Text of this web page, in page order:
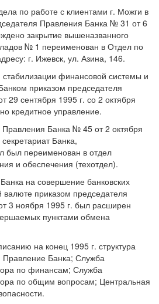
по работе с клиентами г. Можги в
Правления Банка № 31 от 6
закрытие вышеназванного
№ 1 переименован в Отдел по
г. Ижевск, ул. Азина, 146.
финансовой системы и
приказом председателя
29 сентября 1995 г. со 2 октября
кредитное управление.
Банка № 45 от 2 октября
Банка,
был переименован в отдел
и обеспечения (техотдел).
на совершение банковских
приказом председателя
3 ноября 1995 г. был расширен
пунктами обмена
на конец 1995 г. структура
Банка; Служба
по финансам; Служба
по общим вопросам; Центральная